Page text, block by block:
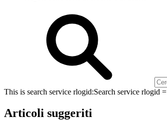
This is search service rlogid:Search service rlogid =
Articoli suggeriti